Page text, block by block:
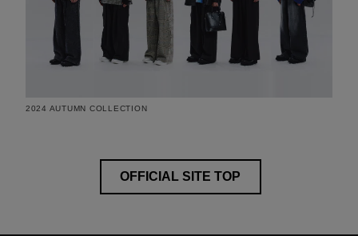
2024 AUTUMN COLLECTION
OFFICIAL SITE TOP